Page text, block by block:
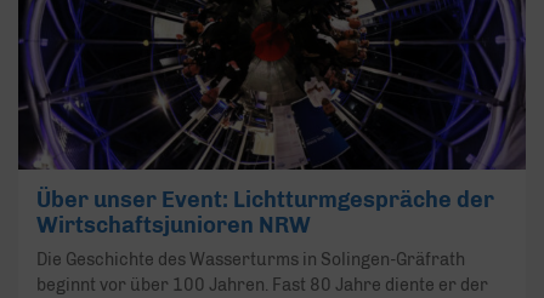
Über unser Event: Lichtturmgespräche der
Wirtschaftsjunioren NRW
Die Geschichte des Wasserturms in Solingen-Gräfrath
beginnt vor über 100 Jahren. Fast 80 Jahre diente er der